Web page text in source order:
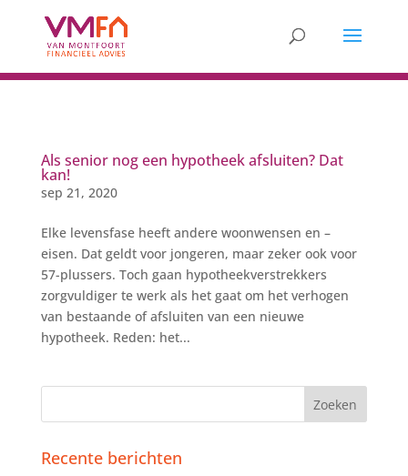
Als senior nog een hypotheek afsluiten? Dat
kan!
sep 21, 2020
Elke levensfase heeft andere woonwensen en –
eisen. Dat geldt voor jongeren, maar zeker ook voor
57-plussers. Toch gaan hypotheekverstrekkers
zorgvuldiger te werk als het gaat om het verhogen
van bestaande of afsluiten van een nieuwe
hypotheek. Reden: het...
Recente berichten